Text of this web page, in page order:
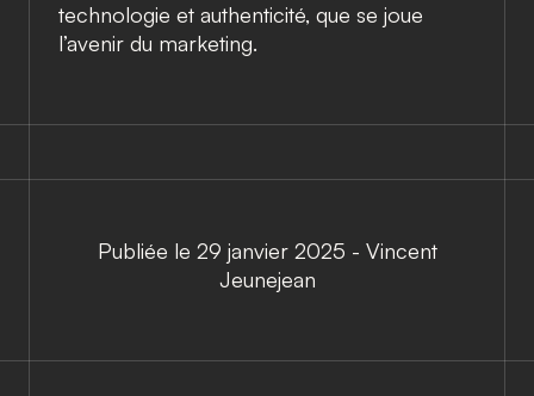
technologie et authenticité, que se joue
l’avenir du marketing.
Publiée le 29 janvier 2025 - Vincent
Jeunejean